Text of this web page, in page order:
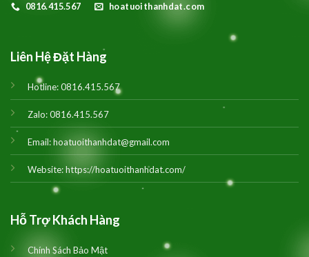
0816.415.567 hoatuoithanhdat.com
Liên Hệ Đặt Hàng
Hotline:0816.415.567
Zalo:0816.415.567
Email:hoatuoithanhdat@gmail.com
Website:https://hoatuoithanhdat.com/
Hỗ Trợ Khách Hàng
Chính Sách Bảo Mật